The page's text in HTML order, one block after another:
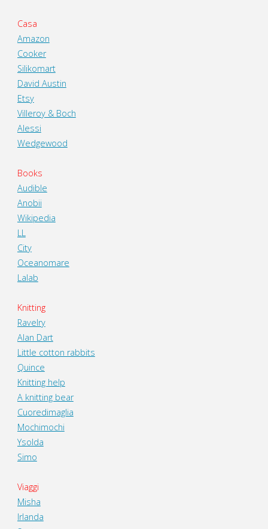
Casa
Amazon
Cooker
Silikomart
David Austin
Etsy
Villeroy & Boch
Alessi
Wedgewood
Books
Audible
Anobii
Wikipedia
LL
City
Oceanomare
Lalab
Knitting
Ravelry
Alan Dart
Little cotton rabbits
Quince
Knitting help
A knitting bear
Cuoredimaglia
Mochimochi
Ysolda
Simo
Viaggi
Misha
Irlanda